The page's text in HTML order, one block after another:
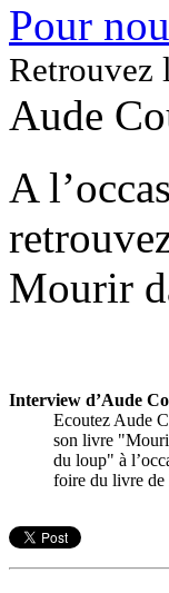
Pour
Retrouvez
Aude
A
Mourir
Interview d’Aude
Ecoutez Aude
son livre
du loup" à
foire du livre